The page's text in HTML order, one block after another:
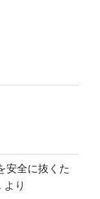
安全に抜くた
より